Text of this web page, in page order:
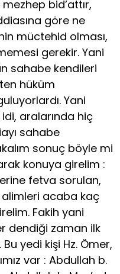
bid’attır,
göre ne
müctehid olması,
gerekir. Yani
sahabe kendileri
hüküm
Yani
aralarında hiç
sahabe
sonuç böyle mi
konuya girelim :
fetva sorulan,
acaba kaç
Fakih yani
dendiği zaman ilk
yedi kişi Hz. Ömer,
var : Abdullah b.